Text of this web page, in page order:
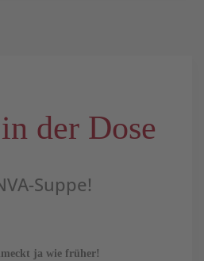
der Dose
Suppe!
ja wie früher!